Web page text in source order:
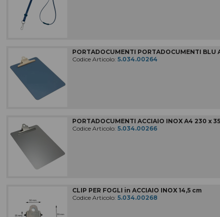
COMPLEMENTI D'ARREDO
MACCHINE PER LA PULIZIA
IMPIANTI DI ASPIRAZIONE
ATTREZZATURE PER LE PULIZIE
In codice colore
MATERIALE RILEVABILE
Al metal detector e ai raggi X
ATTREZZI PER LE PULIZIE
Civili / industriali
DETERGENTI PER LE PULIZIE
Civili / industriali
PRODOTTI CARTACEI
ABBIGLIAMENTI SPECIFICI
PORTADOCUMENTI PORTADOCUMENTI
Codice Articolo: 5.034.00264
PORTADOCUMENTI ACCIAIO INOX A4 230 x
Codice Articolo: 5.034.00266
CLIP PER FOGLI in ACCIAIO INOX 14,5 cm
Codice Articolo: 5.034.00268